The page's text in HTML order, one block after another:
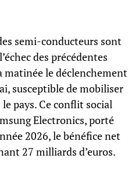
semi-conducteurs sont
des précédentes
matinée le déclenchement
susceptible de mobiliser
pays. Ce conflit social
Electronics, porté
2026, le bénéfice net
27 milliards d’euros.